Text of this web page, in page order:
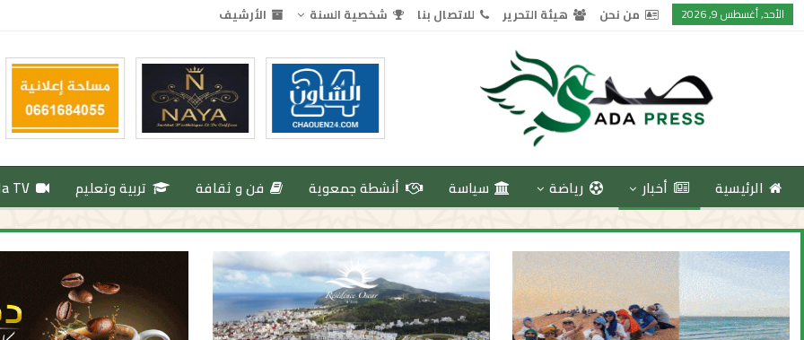
الأحد, أغسطس 9, 2026 من نحن هيئة التحرير للاتصال بنا شخصية السنة الأرشيف
الرئيسية أخبار رياضة سياسة أنشطة جمعوية فن و ثقافة تربية وتعليم TV